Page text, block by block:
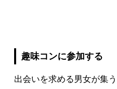
趣味コンに参加する
出会いを求める男女が集